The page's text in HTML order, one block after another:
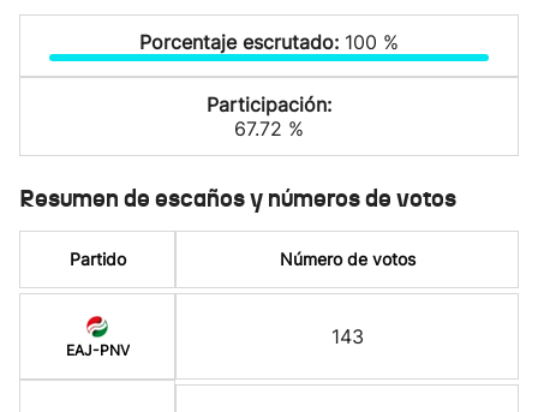
Porcentaje escrutado: 100 %
Participación:
67.72 %
Resumen de escaños y números de votos
Partido
EAJ-PNV
Número de votos
143